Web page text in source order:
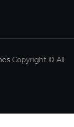
Copyright © All